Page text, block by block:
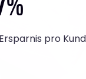
pro